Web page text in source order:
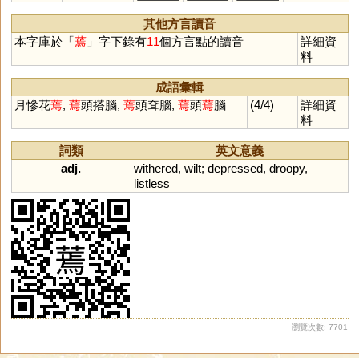
其他方言讀音
本字庫於「蔫」字下錄有11個方言點的讀音
詳細資
料
成語彙輯
月慘花蔫, 蔫頭搭腦, 蔫頭耷腦, 蔫頭蔫腦 (4/4)
詳細資
料
詞類
英文意義
adj.
withered, wilt; depressed, droopy,
listless
瀏覽次數: 7701